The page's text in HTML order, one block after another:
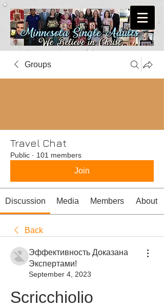
Groups
Travel Chat
Public · 101 members
Join
Discussion Media Members About
Back
Эффективность Доказана
Экспертами!
September 4, 2023
Scricchiolio